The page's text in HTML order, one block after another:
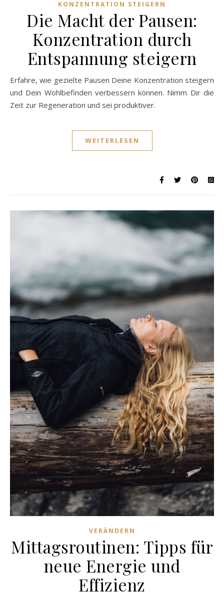
KONZENTRATION STEIGERN
Die Macht der Pausen:
Konzentration durch
Entspannung steigern
Erfahre, wie gezielte Pausen Deine Konzentration steigern
und Dein Wohlbefinden verbessern können. Nimm Dir die
Zeit zur Regeneration und sei produktiver.
WEITERLESEN
VERÄNDERN
Mittagsroutinen: Tipps für
neue Energie und
Effizienz